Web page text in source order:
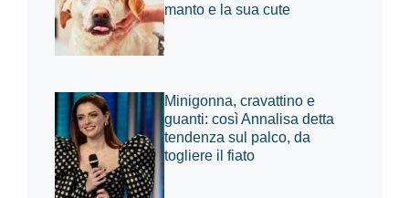
manto e la sua cute
Minigonna, cravattino e
guanti: così Annalisa detta
tendenza sul palco, da
togliere il fiato